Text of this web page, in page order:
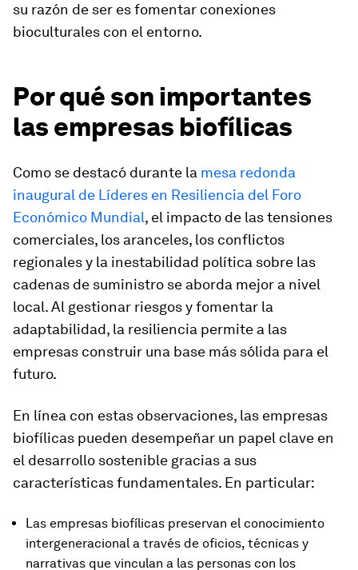
su razón de ser es fomentar conexiones
bioculturales con el entorno.
Por qué son importantes
las empresas biofílicas
Como se destacó durante la mesa redonda
inaugural de Líderes en Resiliencia del Foro
Económico Mundial, el impacto de las tensiones
comerciales, los aranceles, los conflictos
regionales y la inestabilidad política sobre las
cadenas de suministro se aborda mejor a nivel
local. Al gestionar riesgos y fomentar la
adaptabilidad, la resiliencia permite a las
empresas construir una base más sólida para el
futuro.
En línea con estas observaciones, las empresas
biofílicas pueden desempeñar un papel clave en
el desarrollo sostenible gracias a sus
características fundamentales. En particular:
Las empresas biofílicas preservan el conocimiento
intergeneracional a través de oficios, técnicas y
narrativas que vinculan a las personas con los